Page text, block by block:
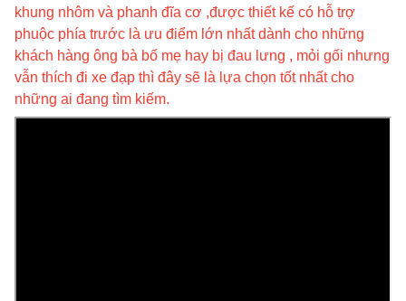
khung nhôm và phanh đĩa cơ ,được thiết kế có hỗ trợ
phuộc phía trước là ưu điểm lớn nhất dành cho những
khách hàng ông bà bố mẹ hay bị đau lưng , mỏi gối nhưng
vẫn thích đi xe đạp thì đây sẽ là lựa chọn tốt nhất cho
những ai đang tìm kiếm.